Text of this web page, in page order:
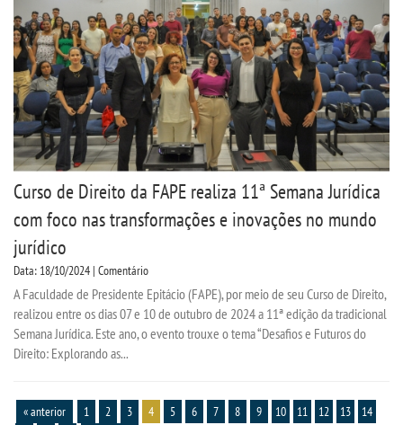
Curso de Direito da FAPE realiza 11ª Semana Jurídica
com foco nas transformações e inovações no mundo
jurídico
Data: 18/10/2024 | Comentário
A Faculdade de Presidente Epitácio (FAPE), por meio de seu Curso de Direito,
realizou entre os dias 07 e 10 de outubro de 2024 a 11ª edição da tradicional
Semana Jurídica. Este ano, o evento trouxe o tema “Desafios e Futuros do
Direito: Explorando as...
« anterior 1 2 3 4 5 6 7 8 9 10 11 12 13
14